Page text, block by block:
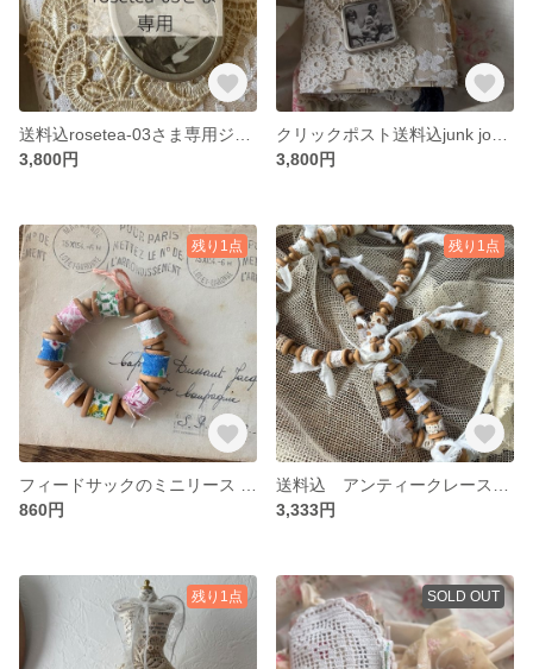
3,800円
3,800円
残り1点
860円
残り1点
3,333円
残り1点 SOLD OUT